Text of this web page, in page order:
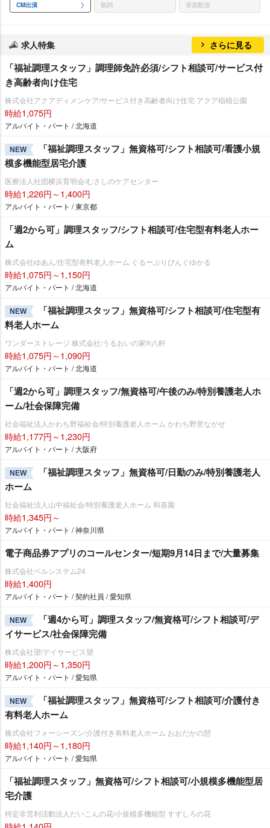
CM出演 歌詞 音楽配信
求人特集 さらに見る
「福祉調理スタッフ」調理師免許必須/シフト相談可/サービス付
き高齢者向け住宅
株式会社アクアディメンケア/サービス付き高齢者向け住宅 アクア稲積公園
時給1,075円
アルバイト・パート / 北海道
NEW
「福祉調理スタッフ」無資格可/シフト相談可/看護小規
模多機能型居宅介護
医療法人社団横浜育明会/むさしのケアセンター
時給1,226円～1,400円
アルバイト・パート / 東京都
「週2から可」調理スタッフ/シフト相談可/住宅型有料老人ホー
ム
株式会社ゆあん/住宅型有料老人ホーム ぐるーぷりびんぐゆかる
時給1,075円～1,150円
アルバイト・パート / 北海道
NEW
「福祉調理スタッフ」無資格可/シフト相談可/住宅型有
料老人ホーム
ワンダーストレージ 株式会社/うるおいの家®八軒
時給1,075円～1,090円
アルバイト・パート / 北海道
「週2から可」調理スタッフ/無資格可/午後のみ/特別養護老人ホ
ーム/社会保障完備
社会福祉法人かわち野福祉会/特別養護老人ホーム かわち野里ながせ
時給1,177円～1,230円
アルバイト・パート / 大阪府
NEW
「福祉調理スタッフ」無資格可/日勤のみ/特別養護老人
ホーム
社会福祉法人山中福祉会/特別養護老人ホーム 和喜園
時給1,345円～
アルバイト・パート / 神奈川県
電子商品券アプリのコールセンター/短期9月14日まで/大量募集
株式会社ベルシステム24
時給1,400円
アルバイト・パート / 契約社員 / 愛知県
NEW
「週4から可」調理スタッフ/無資格可/シフト相談可/デ
イサービス/社会保障完備
株式会社望/デイサービス望
時給1,200円～1,350円
アルバイト・パート / 愛知県
NEW
「福祉調理スタッフ」無資格可/シフト相談可/介護付き
有料老人ホーム
株式会社フォーシーズン/介護付き有料老人ホーム おおだかの憩
時給1,140円～1,180円
アルバイト・パート / 愛知県
「福祉調理スタッフ」無資格可/シフト相談可/小規模多機能型居
宅介護
特定非営利活動法人だいこんの花/小規模多機能型 すずしろの花